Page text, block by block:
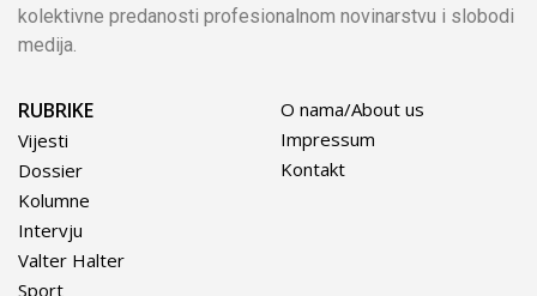
kolektivne predanosti profesionalnom novinarstvu i slobodi
medija.
RUBRIKE
Vijesti
Dossier
Kolumne
Intervju
Valter Halter
Sport
O nama/About us
Impressum
Kontakt